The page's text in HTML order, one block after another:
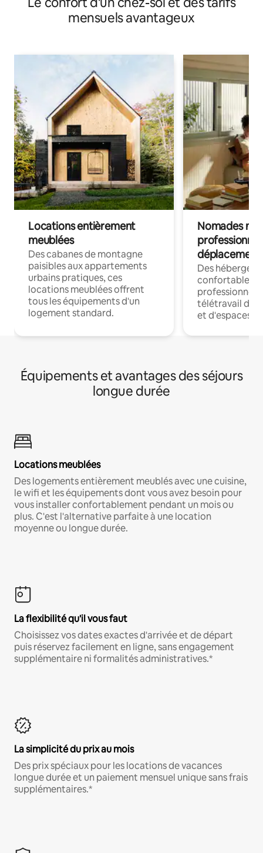
mensuels avantageux
Locations entièrement
meublées
Des cabanes de montagne
paisibles aux appartements
urbains pratiques, ces
locations meublées offrent
tous les équipements d'un
logement standard.
Nomades
déplacement
Des
confortables
professionnels
télétravail
et d'espaces
Équipements et avantages des séjours
longue durée
Locations meublées
Des logements entièrement meublés avec une cuisine,
le wifi et les équipements dont vous avez besoin pour
vous installer confortablement pendant un mois ou
plus. C'est l'alternative parfaite à une location
moyenne ou longue durée.
La flexibilité qu'il vous faut
Choisissez vos dates exactes d'arrivée et de départ
puis réservez facilement en ligne, sans engagement
supplémentaire ni formalités administratives.*
La simplicité du prix au mois
Des prix spéciaux pour les locations de vacances
longue durée et un paiement mensuel unique sans frais
supplémentaires.*